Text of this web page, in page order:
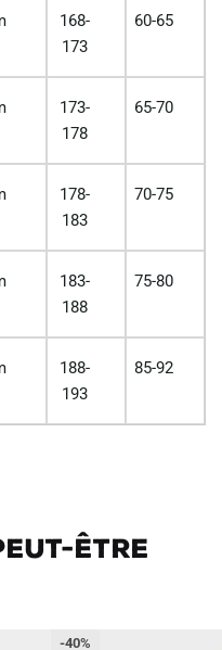
168-
173
60-65
173-
178
65-70
178-
183
70-75
183-
188
75-80
188-
193
85-92
être
-40%